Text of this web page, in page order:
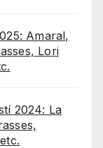
Amaral,
Lori
2024: La